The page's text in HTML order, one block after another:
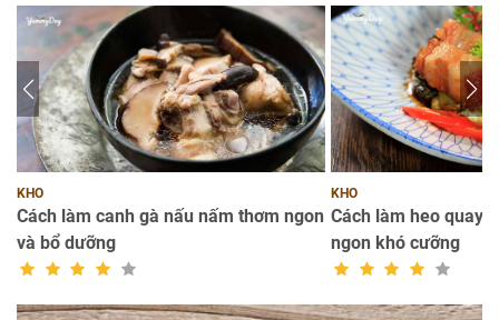
KHO
Cách làm canh gà nấu nấm thơm ngon
và bổ dưỡng
KHO
Cách làm heo quay
ngon khó cưỡng